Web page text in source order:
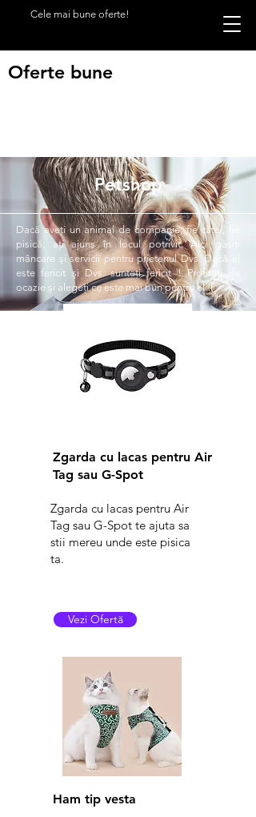
Cele mai bune oferte!
Oferte bune
Petshop
Dacă aveţi un animal de companie, fie căţel, fie
pisică, aţi ajuns în locul potrivit. Aici găsiţi
mâncare şi servicii pentru prietenul Dvs. Dacă el
este fericit şi Dvs. sunteţi fericit ! Profitaţi de
ocazie şi alegeţi ce este mai bun pentru el !
Zgarda cu lacas pentru Air
Tag sau G-Spot
Zgarda cu lacas pentru Air
Tag sau G-Spot te ajuta sa
stii mereu unde este pisica
ta.
Vezi Ofertă
Ham tip vesta